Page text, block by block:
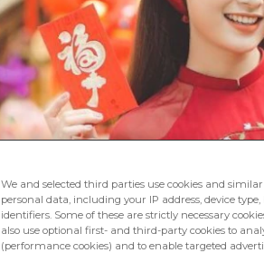
We and selected third parties use cookies and
personal data, including your IP address, device
identifiers. Some of these are strictly necessary
also use optional first- and third-party cookies to
(performance cookies) and to enable targeted